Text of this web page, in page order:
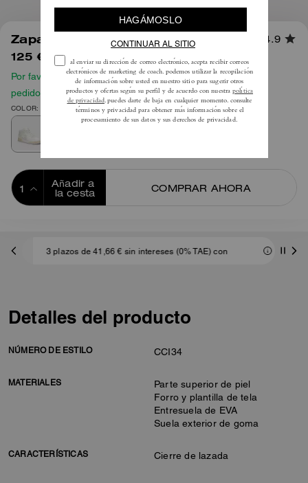
Zapatilla Soho Mid Top 4.9
125 € 175 €
Por favor, consulta nuestra guía de tallas antes de hacer tu
pedido
COLOR: Blanco óptico
Añadir a
la cesta
COMPRAR AHORA
3 plazos de 41,66 € sin intereses (0% TAE) con
Detalles del producto
NÚMERO DE ESTILO CCI34
MATERIALES
Parte superior de piel
Forro y plantilla de tela
Entresuela de EVA
Suela exterior de goma
CARACTERÍSTICAS Cierre de lazada